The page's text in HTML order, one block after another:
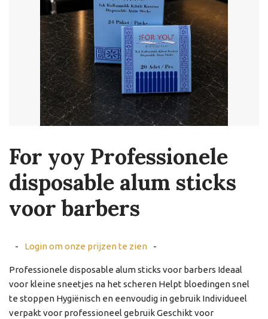
For yoy Professionele
disposable alum sticks
voor barbers
- Login om onze prijzen te zien -
Professionele disposable alum sticks voor barbers Ideaal
voor kleine sneetjes na het scheren Helpt bloedingen snel
te stoppen Hygiënisch en eenvoudig in gebruik Individueel
verpakt voor professioneel gebruik Geschikt voor